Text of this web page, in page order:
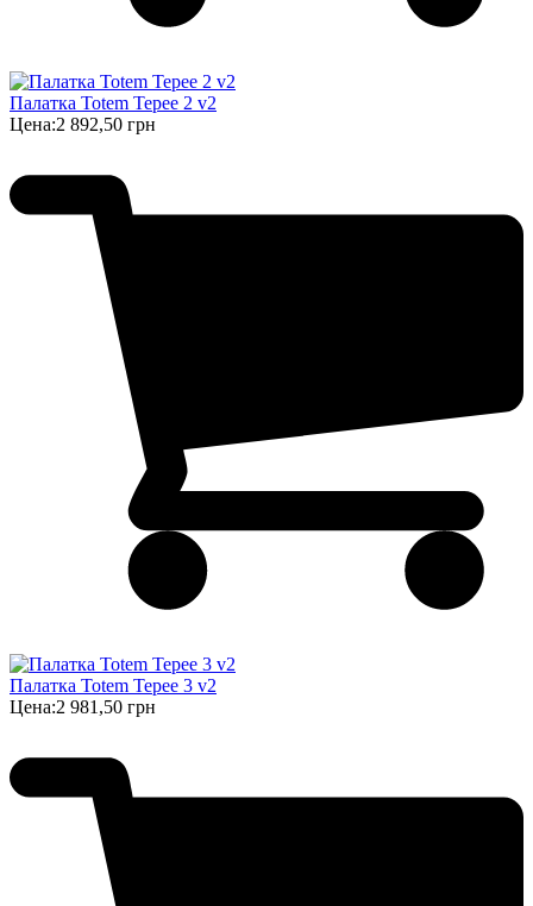
Палатка Totem Tepee 2 v2
Цена:2 892,50 грн
Палатка Totem Tepee 3 v2
Цена:2 981,50 грн